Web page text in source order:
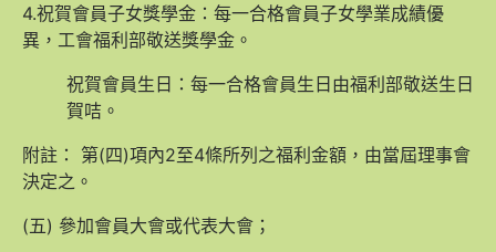
4.祝賀會員子女獎學金：每一合格會員子女學業成績優
異，工會福利部敬送獎學金。
祝賀會員生日：每一合格會員生日由福利部敬送生日
賀咭。
附註： 第(四)項內2至4條所列之福利金額，由當屆理事會
決定之。
(五) 參加會員大會或代表大會；